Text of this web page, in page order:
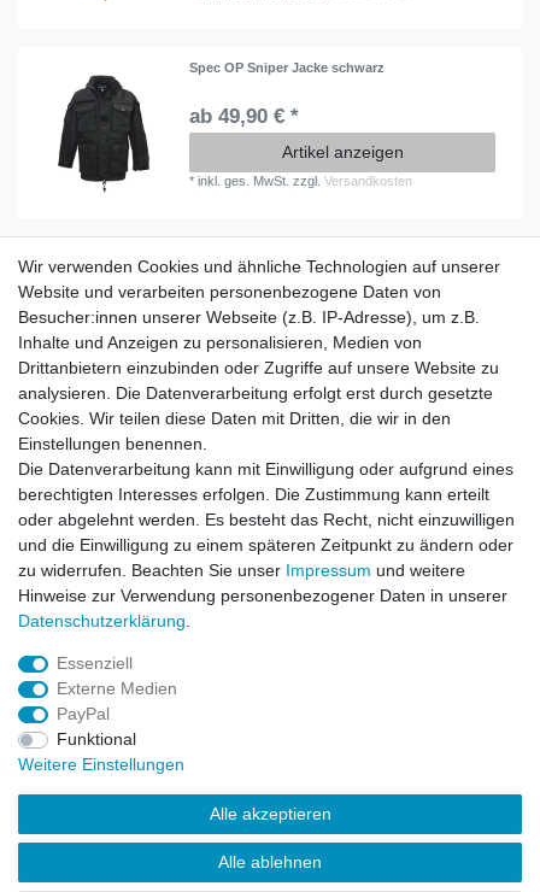
Spec OP Sniper Jacke schwarz
ab 49,90 € *
Artikel anzeigen
*inkl. ges. MwSt. zzgl.Versandkosten
Information
Versand mit DHL weltweit
Kostenloser Versand ab 40 €
Lieferung an Paketstation
14 Tage Rückgaberecht
Wichtiges
Datenschutz
Impressum
Kontakt
AGB
Service
Zahlung und Versand
Vertrag widerrufen
Rücksendung
Verpackung
News
Wir verwenden Cookies und ähnliche Technologien auf unserer
Website und verarbeiten personenbezogene Daten von
Besucher:innen unserer Webseite (z.B. IP-Adresse), um z.B.
Inhalte und Anzeigen zu personalisieren, Medien von
Drittanbietern einzubinden oder Zugriffe auf unsere Website zu
analysieren. Die Datenverarbeitung erfolgt erst durch gesetzte
Cookies. Wir teilen diese Daten mit Dritten, die wir in den
Einstellungen benennen.
Die Datenverarbeitung kann mit Einwilligung oder aufgrund eines
berechtigten Interesses erfolgen. Die Zustimmung kann erteilt
oder abgelehnt werden. Es besteht das Recht, nicht einzuwilligen
und die Einwilligung zu einem späteren Zeitpunkt zu ändern oder
zu widerrufen. Beachten Sie unser Impressum und weitere
Hinweise zur Verwendung personenbezogener Daten in unserer
Daten­schutz­erklärung
Essenziell
Externe Medien
PayPal
Funktional
Weitere Einstellungen
Alle akzeptieren
Alle ablehnen